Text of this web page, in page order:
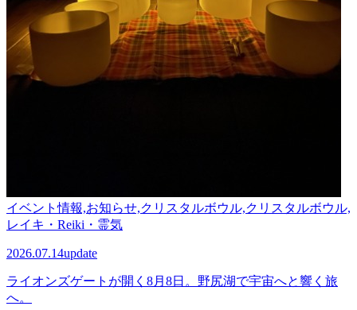
イベント情報,お知らせ,クリスタルボウル,クリスタルボウル,
レイキ・Reiki・霊気
2026.07.14update
ライオンズゲートが開く8月8日。野尻湖で宇宙へと響く旅
へ。